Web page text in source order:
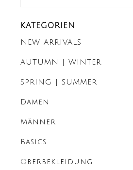
KATEGORIEN
NEW ARRIVALS
AUTUMN | WINTER
SPRING | SUMMER
Damen
Männer
Basics
Oberbekleidung